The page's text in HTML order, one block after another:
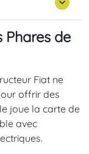
Phares de
Fiat ne
offrir des
joue la carte de
avec